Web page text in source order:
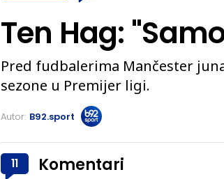
Ten Hag:
Pred fudbalerima Mančester
sezone u Premijer ligi.
Autor: B92.sport
11 Komentari